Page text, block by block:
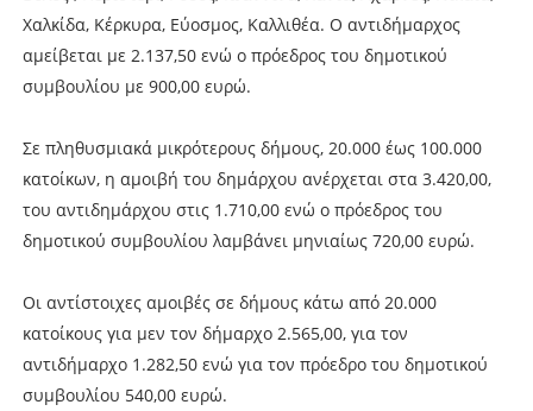
Χαλκίδα, Κέρκυρα, Εύοσμος, Καλλιθέα. Ο αντιδήμαρχος
αμείβεται με 2.137,50 ενώ ο πρόεδρος του δημοτικού
συμβουλίου με 900,00 ευρώ.
Σε πληθυσμιακά μικρότερους δήμους, 20.000 έως 100.000
κατοίκων, η αμοιβή του δημάρχου ανέρχεται στα 3.420,00,
του αντιδημάρχου στις 1.710,00 ενώ ο πρόεδρος του
δημοτικού συμβουλίου λαμβάνει μηνιαίως 720,00 ευρώ.
Οι αντίστοιχες αμοιβές σε δήμους κάτω από 20.000
κατοίκους για μεν τον δήμαρχο 2.565,00, για τον
αντιδήμαρχο 1.282,50 ενώ για τον πρόεδρο του δημοτικού
συμβουλίου 540,00 ευρώ.